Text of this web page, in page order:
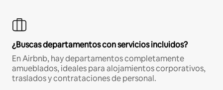
¿Buscas departamentos con servicios incluidos?
En Airbnb, hay departamentos completamente
amueblados, ideales para alojamientos corporativos,
traslados y contrataciones de personal.